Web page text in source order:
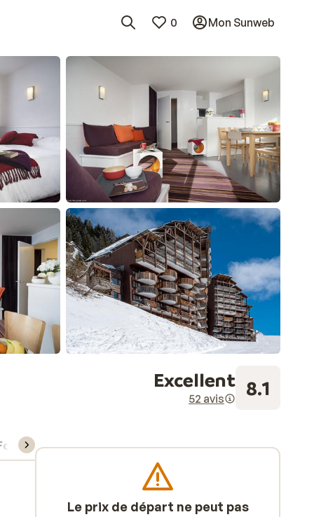
0 Mon Sunweb
Excellent
52 avis 8.1
cours et matériel de ski
Le prix de départ ne peut pas